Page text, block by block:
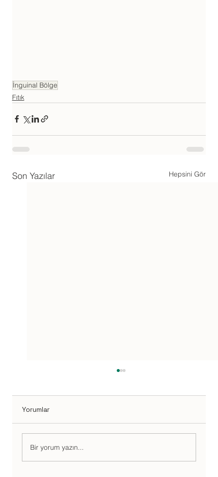
İnguinal Bölge
Fıtık
Son Yazılar Hepsini Gör
Yorumlar
Bir yorum yazın...